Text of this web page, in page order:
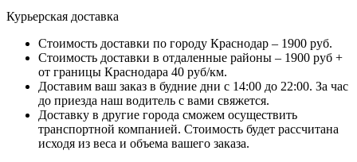
Курьерская доставка
Стоимость доставки по городу Краснодар – 1900 руб.
Стоимость доставки в отдаленные районы – 1900 руб +
от границы Краснодара 40 руб/км.
Доставим ваш заказ в будние дни с 14:00 до 22:00. За час
до приезда наш водитель с вами свяжется.
Доставку в другие города сможем осуществить
транспортной компанией. Стоимость будет рассчитана
исходя из веса и объема вашего заказа.